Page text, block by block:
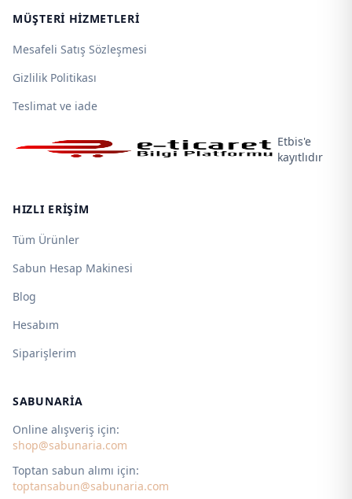
MÜŞTERI HIZMETLERI
Mesafeli Satış Sözleşmesi
Gizlilik Politikası
Teslimat ve iade
Etbis'e
kayıtlıdır
HIZLI ERIŞIM
Tüm Ürünler
Sabun Hesap Makinesi
Blog
Hesabım
Siparişlerim
SABUNARIA
Online alışveriş için:
shop@sabunaria.com
Toptan sabun alımı için:
toptansabun@sabunaria.com